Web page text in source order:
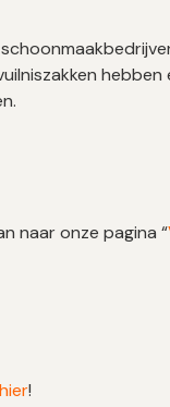
naar onze pagina “
hier!